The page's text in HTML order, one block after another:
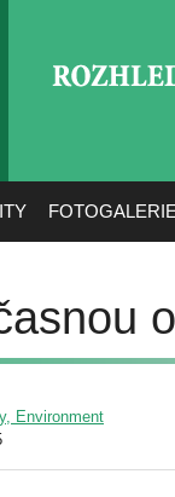
Environment